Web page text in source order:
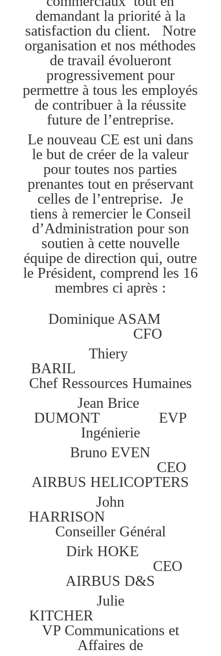
demandant la priorité à la
satisfaction du client. Notre
organisation et nos méthodes
de travail évolueront
progressivement pour
permettre à tous les employés
de contribuer à la réussite
future de l’entreprise.
Le nouveau CE est uni dans
le but de créer de la valeur
pour toutes nos parties
prenantes tout en préservant
celles de l’entreprise. Je
tiens à remercier le Conseil
d’Administration pour son
soutien à cette nouvelle
équipe de direction qui, outre
le Président, comprend les 16
membres ci après :
Dominique ASAM
CFO
Thiery
BARIL
Chef Ressources Humaines
Jean Brice
DUMONT EVP
Ingénierie
Bruno EVEN
CEO
AIRBUS HELICOPTERS
John
HARRISON
Conseiller Général
Dirk HOKE
CEO
AIRBUS D&S
Julie
KITCHER
VP Communications et
Affaires de